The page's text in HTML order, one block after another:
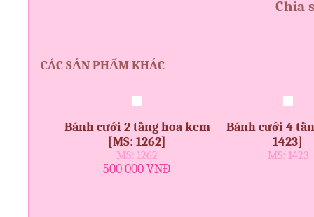
Chia
CÁC SẢN PHẨM KHÁC
Bánh cưới 2 tầng hoa kem
[MS: 1262]
MS: 1262
500 000 VNĐ
Bánh cưới 4
1423]
MS: 1423